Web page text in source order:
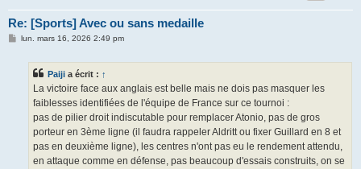
Re: [Sports] Avec ou sans medaille
Mlun. mars 16, 2026 2:49 pm
Paiji a écrit : ↑
La victoire face aux anglais est belle mais ne dois pas masquer les
faiblesses identifiées de l'équipe de France sur ce tournoi :
pas de pilier droit indiscutable pour remplacer Atonio, pas de gros
porteur en 3ème ligne (il faudra rappeler Aldritt ou fixer Guillard en 8 et
pas en deuxième ligne), les centres n'ont pas eu le rendement attendu,
en attaque comme en défense, pas beaucoup d'essais construits, on se